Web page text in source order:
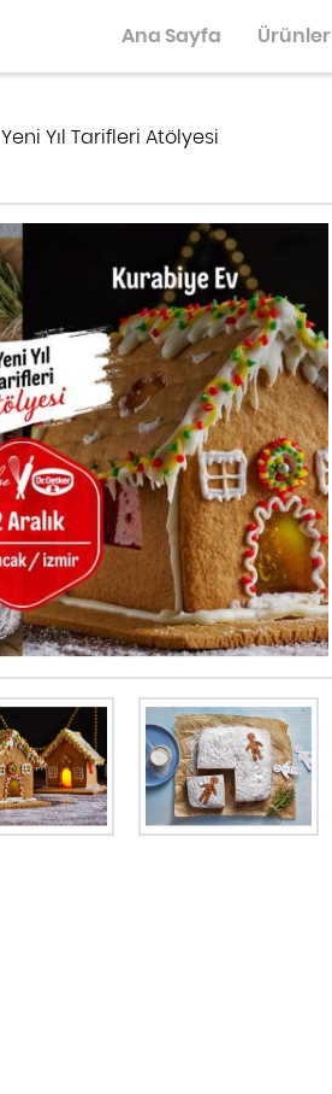
Ana Sayfa Ürünler
GLUTENSIZLER
PIZZALAR, KIŞLER
KÜÇÜK IKRAMLAR
Yeni Yıl Tarifleri Atölyesi